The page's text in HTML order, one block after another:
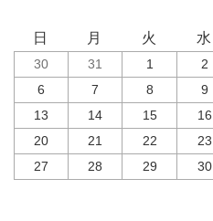
日 月 火 水
30 31 1 2
6
7 8 9
13
14 15 16
20
21 22 23
27
28 29 30